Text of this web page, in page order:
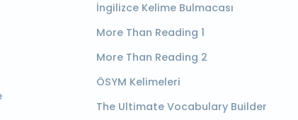
İngilizce Kelime Bulmacası
More Than Reading 1
More Than Reading 2
ÖSYM Kelimeleri
The Ultimate Vocabulary Builder